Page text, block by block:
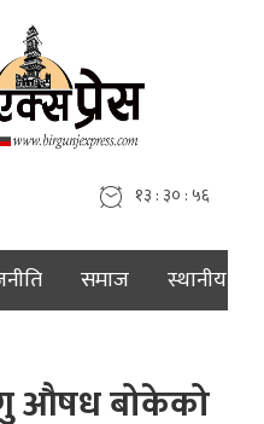
१३ : ३० : ५७
समाज स्थानीय
औषध बोकेको